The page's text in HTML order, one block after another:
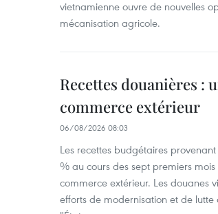
vietnamienne ouvre de nouvelles
mécanisation agricole.
Recettes douanières :
commerce extérieur
06/08/2026 08:03
Les recettes budgétaires
% au cours des sept premiers
commerce extérieur. Les douanes
efforts de modernisation et de